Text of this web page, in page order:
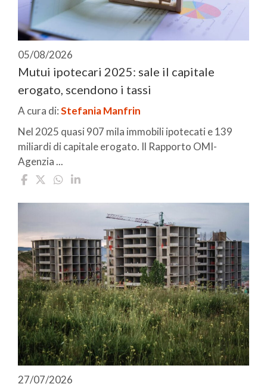
05/08/2026
Mutui ipotecari 2025: sale il capitale
erogato, scendono i tassi
A cura di:Stefania Manfrin
Nel 2025 quasi 907 mila immobili ipotecati e 139
miliardi di capitale erogato. Il Rapporto OMI-
Agenzia ...
27/07/2026